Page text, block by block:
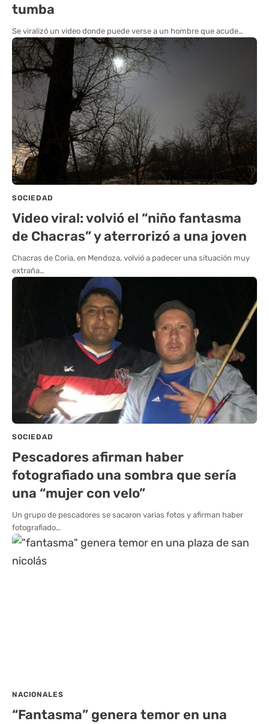
tumba
Se viralizó un video donde puede verse a un hombre que acude…
SOCIEDAD
Video viral: volvió el “niño fantasma
de Chacras” y aterrorizó a una joven
Chacras de Coria, en Mendoza, volvió a padecer una situación muy
extraña…
SOCIEDAD
Pescadores afirman haber
fotografiado una sombra que sería
una “mujer con velo”
Un grupo de pescadores se sacaron varias fotos y afirman haber
fotografiado…
NACIONALES
“Fantasma” genera temor en una